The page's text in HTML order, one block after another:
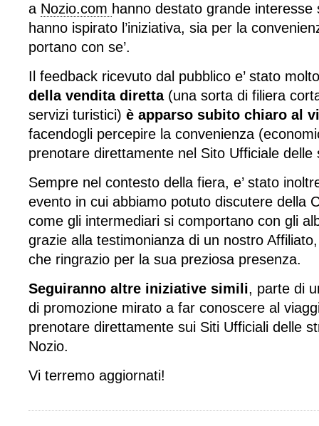
a Nozio.com hanno destato grande interesse
hanno ispirato l’iniziativa, sia per la
portano con se’.
Il feedback ricevuto dal pubblico e’ stato
della vendita diretta(una sorta di filiera
servizi turistici) è apparso subito chiaro al
facendogli percepire la convenienza
prenotare direttamente nel Sito Ufficiale
Sempre nel contesto della fiera, e’ stato
evento in cui abbiamo potuto discutere della
come gli intermediari si comportano con gli
grazie alla testimonianza di un nostro
che ringrazio per la sua preziosa presenza.
Seguiranno altre iniziative simili, parte di
di promozione mirato a far conoscere al
prenotare direttamente sui Siti Ufficiali delle
Nozio.
Vi terremo aggiornati!